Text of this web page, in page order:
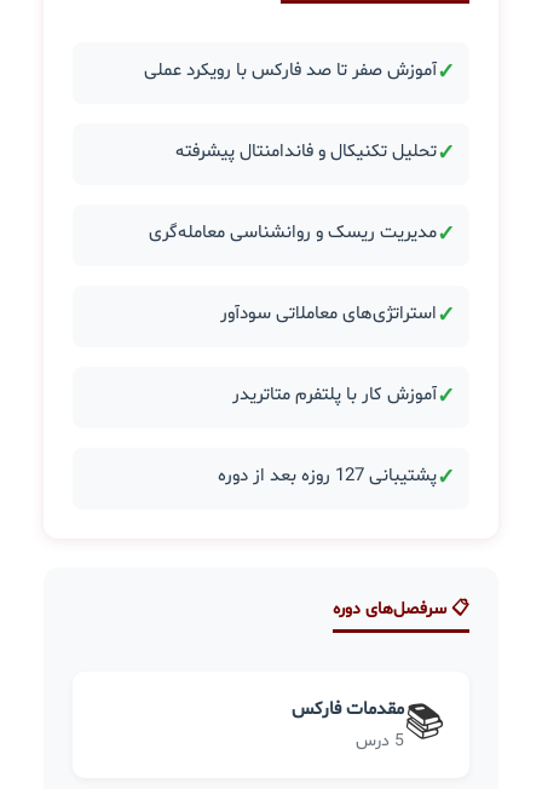
✓آموزش صفر تا صد فارکس با رویکرد عملی
✓تحلیل تکنیکال و فاندامنتال پیشرفته
✓مدیریت ریسک و روانشناسی معامله‌گری
✓استراتژی‌های معاملاتی سودآور
✓آموزش کار با پلتفرم متاتریدر
✓پشتیبانی 127 روزه بعد از دوره
📋 سرفصل‌های دوره
📚مقدمات فارکس
5 درس